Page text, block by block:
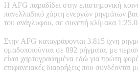
Η AFG παραδίδει στην επιστημονική
πανελλαδικό χάρτη ενεργών ρηγμάτων
του ανάγλυφου, σε συνεπή κλίμακα
Στην AFG καταγράφονται 3.815 ίχνη
ομαδοποιούνται σε 892 ρήγματα, με
είναι χαρτογραφημένα εδώ για πρώτη
επιφανειακές διαρρήξεις που συνδέονται